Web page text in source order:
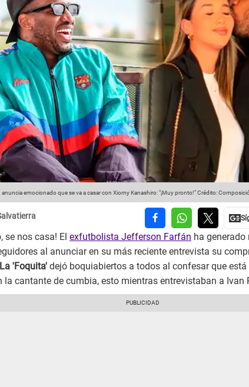
emocionado que se va a casar con Xiomy Kanashiro: "¡Muy pronto!"Crédito:
se nos casa! El exfutbolista Jefferson Farfán ha
al anunciar en su más reciente entrevista su
La 'Foquita' dejó boquiabiertos a todos al confesar que
la cantante de cumbia, esto mientras entrevistaban a Ivan